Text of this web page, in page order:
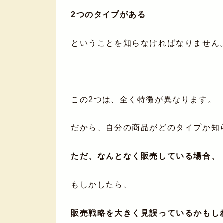
2つのタイプがある
ということを知らなければなりません
この2つは、全く特徴が異なります。
だから、自分の商品がどのタイプか知
ただ、なんとなく販売している場合、
もしかしたら、
販売戦略を大きく見誤っているかもし